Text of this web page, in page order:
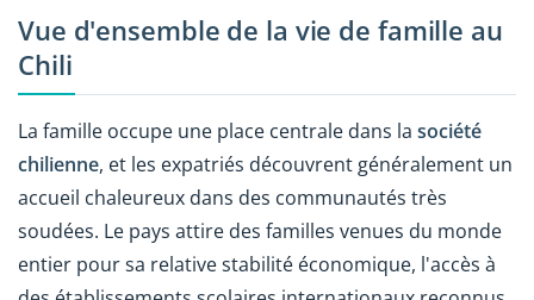
Vue d'ensemble de la vie de famille au
Chili
La famille occupe une place centrale dans la société
chilienne, et les expatriés découvrent généralement un
accueil chaleureux dans des communautés très
soudées. Le pays attire des familles venues du monde
entier pour sa relative stabilité économique, l'accès à